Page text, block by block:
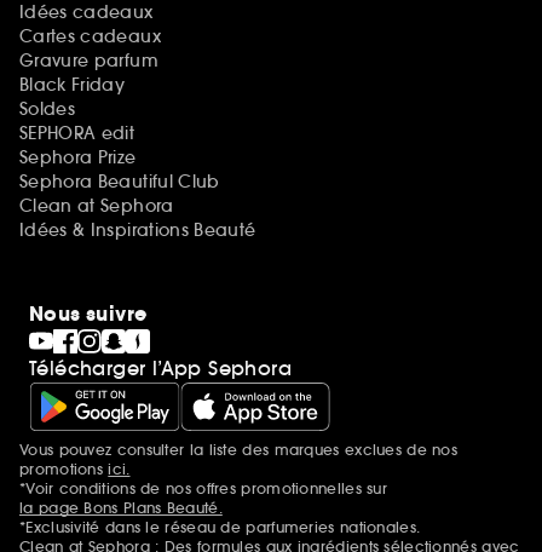
Idées cadeaux
Cartes cadeaux
Gravure parfum
Black Friday
Soldes
SEPHORA edit
Sephora Prize
Sephora Beautiful Club
Clean at Sephora
Idées & Inspirations Beauté
Nous suivre
Télécharger l’App Sephora
Mentions additionnelles
Vous pouvez consulter la liste des marques exclues de nos
promotionsici.
*Voir conditions de nos offres promotionnelles sur
la page Bons Plans Beauté.
*Exclusivité dans le réseau de parfumeries nationales.
Clean at Sephora : Des formules aux ingrédients sélectionnés avec